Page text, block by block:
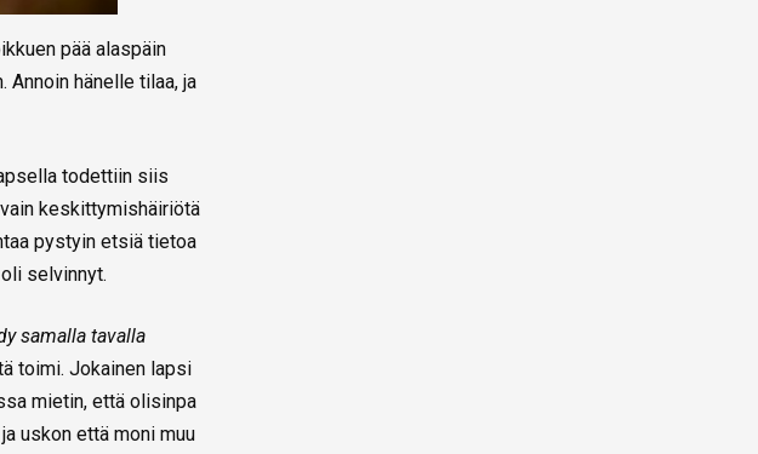
pää alaspäin
Annoin hänelle tilaa, ja
todettiin siis
keskittymishäiriötä
pystyin etsiä tietoa
selvinnyt.
samalla tavalla
toimi. Jokainen lapsi
mietin, että olisinpa
uskon että moni muu